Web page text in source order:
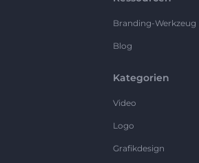
Branding-Werkzeug
Blog
Kategorien
Video
Logo
Grafikdesign